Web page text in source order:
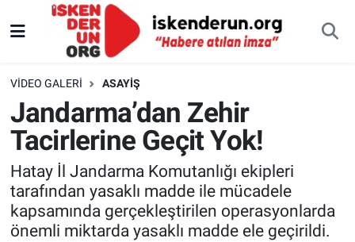
VIDEO GALERI ASAYIŞ
Jandarma’dan Zehir
Tacirlerine Geçit Yok!
Hatay İl Jandarma Komutanlığı ekipleri
tarafından yasaklı madde ile mücadele
kapsamında gerçekleştirilen operasyonlarda
önemli miktarda yasaklı madde ele geçirildi.